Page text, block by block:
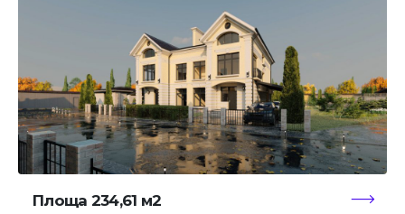
Площа 234,61 м2